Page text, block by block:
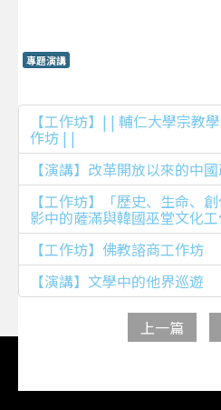
專題演講
【工作坊】| | 輔仁大學宗教
作坊 | |
【演講】改革開放以來的中
【工作坊】「歷史、生命、
影中的薩滿與韓國巫堂文化工
【工作坊】佛教諮商工作坊
【演講】文學中的他界巡遊
上一篇